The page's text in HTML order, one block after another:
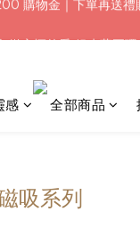
徵永恆的愛 銀杏葉耳
感 全部商品
吸系列